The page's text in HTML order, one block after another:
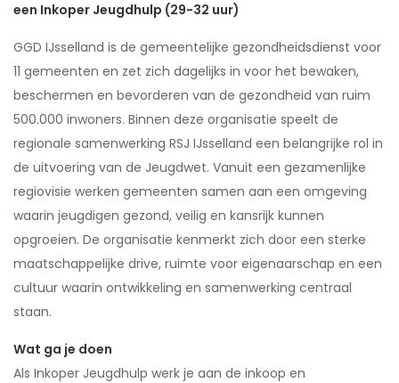
een Inkoper Jeugdhulp (29-32 uur)
GGD IJsselland is de gemeentelijke gezondheidsdienst voor
11 gemeenten en zet zich dagelijks in voor het bewaken,
beschermen en bevorderen van de gezondheid van ruim
500.000 inwoners. Binnen deze organisatie speelt de
regionale samenwerking RSJ IJsselland een belangrijke rol in
de uitvoering van de Jeugdwet. Vanuit een gezamenlijke
regiovisie werken gemeenten samen aan een omgeving
waarin jeugdigen gezond, veilig en kansrijk kunnen
opgroeien. De organisatie kenmerkt zich door een sterke
maatschappelijke drive, ruimte voor eigenaarschap en een
cultuur waarin ontwikkeling en samenwerking centraal
staan.
Wat ga je doen
Als Inkoper Jeugdhulp werk je aan de inkoop en